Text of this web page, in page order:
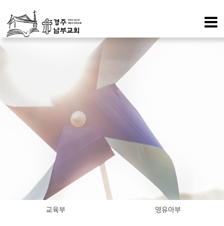
교육부 영유아부